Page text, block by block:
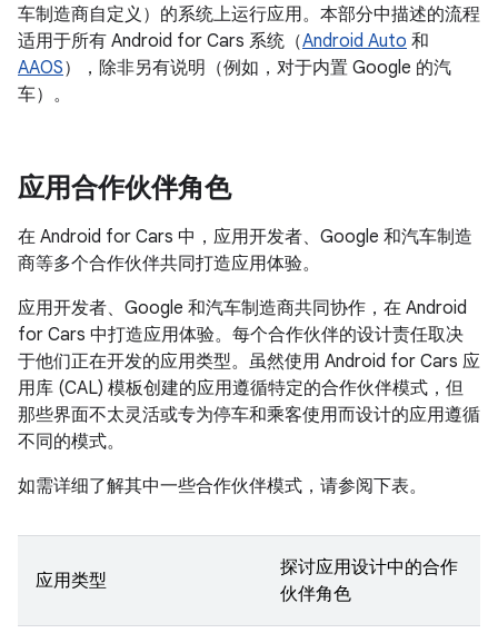
车制造商自定义）的系统上运行应用。本部分中描述的流程
适用于所有 Android for Cars 系统（Android Auto 和
AAOS），除非另有说明（例如，对于内置 Google 的汽
车）。
应用合作伙伴角色
在 Android for Cars 中，应用开发者、Google 和汽车制造
商等多个合作伙伴共同打造应用体验。
应用开发者、Google 和汽车制造商共同协作，在 Android
for Cars 中打造应用体验。每个合作伙伴的设计责任取决
于他们正在开发的应用类型。虽然使用 Android for Cars 应
用库 (CAL) 模板创建的应用遵循特定的合作伙伴模式，但
那些界面不太灵活或专为停车和乘客使用而设计的应用遵循
不同的模式。
如需详细了解其中一些合作伙伴模式，请参阅下表。
应用类型
探讨应用设计中的合作
伙伴角色